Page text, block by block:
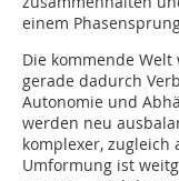
einem
Die kommende
gerade dadurch
Autonomie und
werden neu
komplexer, zugleich
Umformung ist